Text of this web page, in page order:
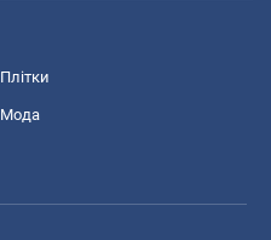
Плітки
Мода